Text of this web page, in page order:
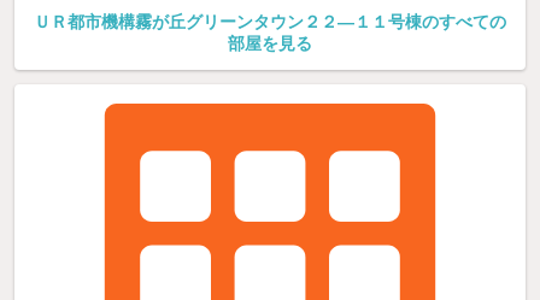
ＵＲ都市機構霧が丘グリーンタウン２２—１１号棟のすべての
部屋を見る